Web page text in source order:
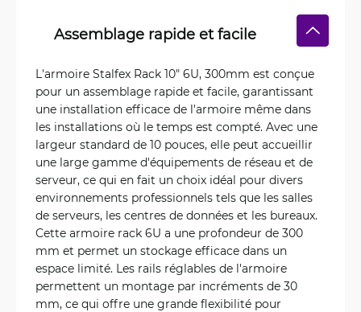
Assemblage rapide et facile
L'armoire Stalfex Rack 10" 6U, 300mm est conçue
pour un assemblage rapide et facile, garantissant
une installation efficace de l'armoire même dans
les installations où le temps est compté. Avec une
largeur standard de 10 pouces, elle peut accueillir
une large gamme d'équipements de réseau et de
serveur, ce qui en fait un choix idéal pour divers
environnements professionnels tels que les salles
de serveurs, les centres de données et les bureaux.
Cette armoire rack 6U a une profondeur de 300
mm et permet un stockage efficace dans un
espace limité. Les rails réglables de l'armoire
permettent un montage par incréments de 30
mm, ce qui offre une grande flexibilité pour